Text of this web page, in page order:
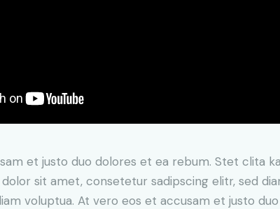
et justo duo dolores et ea rebum. Stet clita
sit amet, consetetur sadipscing elitr, sed
voluptua. At vero eos et accusam et justo